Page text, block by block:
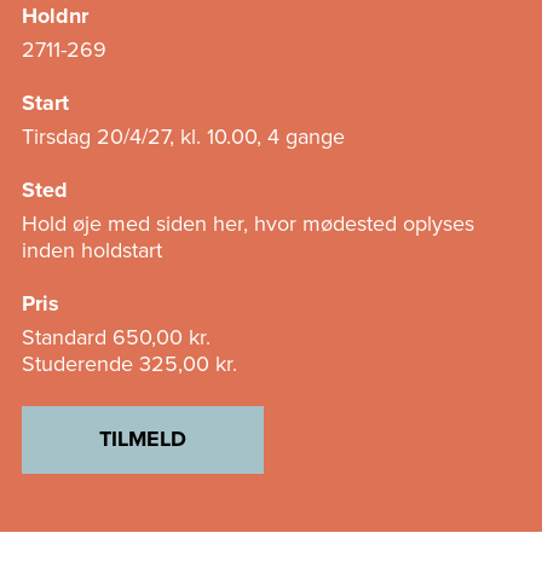
Holdnr
2711-269
Start
Tirsdag 20/4/27, kl. 10.00, 4 gange
Sted
Hold øje med siden her, hvor mødested oplyses
inden holdstart
Pris
Standard 650,00 kr.
Studerende 325,00 kr.
TILMELD